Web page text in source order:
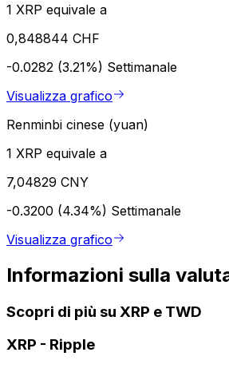
1 XRP equivale a
0,848844 CHF
-0.0282 (3.21%) Settimanale
Visualizza grafico
Renminbi cinese (yuan)
1 XRP equivale a
7,04829 CNY
-0.3200 (4.34%) Settimanale
Visualizza grafico
Informazioni sulla
Scopri di più su XRP e TWD
XRP - Ripple